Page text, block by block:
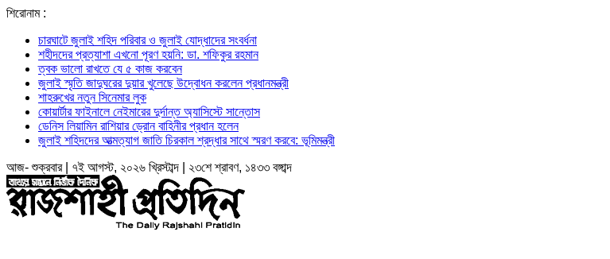
শিরোনাম :
চারঘাটে জুলাই শহিদ পরিবার ও জুলাই যোদ্ধাদের সংবর্ধনা
শহীদদের প্রত্যাশা এখনো পূরণ হয়নি: ডা. শফিকুর রহমান
ত্বক ভালো রাখতে যে ৫ কাজ করবেন
জুলাই স্মৃতি জাদুঘরের দুয়ার খুলেছে উদ্বোধন করলেন প্রধানমন্ত্রী
শাহরুখের নতুন সিনেমার লুক
কোয়ার্টার ফাইনালে নেইমারের দুর্দান্ত অ্যাসিস্টে সান্তোস
ডেনিস লিয়ামিন রাশিয়ার ড্রোন বাহিনীর প্রধান হলেন
জুলাই শহিদদের আত্মত্যাগ জাতি চিরকাল শ্রদ্ধার সাথে স্মরণ করবে: ভূমিমন্ত্রী
আজ- শুক্রবার | ৭ই আগস্ট, ২০২৬ খ্রিস্টাব্দ | ২৩শে শ্রাবণ, ১৪৩৩ বঙ্গাব্দ